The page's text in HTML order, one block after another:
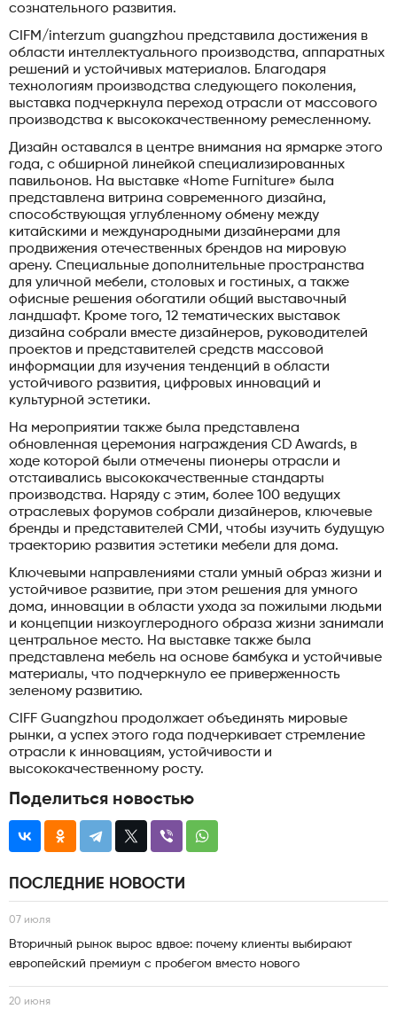
сознательного развития.
CIFM/interzum guangzhou представила достижения в
области интеллектуального производства, аппаратных
решений и устойчивых материалов. Благодаря
технологиям производства следующего поколения,
выставка подчеркнула переход отрасли от массового
производства к высококачественному ремесленному.
Дизайн оставался в центре внимания на ярмарке этого
года, с обширной линейкой специализированных
павильонов. На выставке «Home Furniture» была
представлена витрина современного дизайна,
способствующая углубленному обмену между
китайскими и международными дизайнерами для
продвижения отечественных брендов на мировую
арену. Специальные дополнительные пространства
для уличной мебели, столовых и гостиных, а также
офисные решения обогатили общий выставочный
ландшафт. Кроме того, 12 тематических выставок
дизайна собрали вместе дизайнеров, руководителей
проектов и представителей средств массовой
информации для изучения тенденций в области
устойчивого развития, цифровых инноваций и
культурной эстетики.
На мероприятии также была представлена
обновленная церемония награждения CD Awards, в
ходе которой были отмечены пионеры отрасли и
отстаивались высококачественные стандарты
производства. Наряду с этим, более 100 ведущих
отраслевых форумов собрали дизайнеров, ключевые
бренды и представителей СМИ, чтобы изучить будущую
траекторию развития эстетики мебели для дома.
Ключевыми направлениями стали умный образ жизни и
устойчивое развитие, при этом решения для умного
дома, инновации в области ухода за пожилыми людьми
и концепции низкоуглеродного образа жизни занимали
центральное место. На выставке также была
представлена мебель на основе бамбука и устойчивые
материалы, что подчеркнуло ее приверженность
зеленому развитию.
CIFF Guangzhou продолжает объединять мировые
рынки, а успех этого года подчеркивает стремление
отрасли к инновациям, устойчивости и
высококачественному росту.
Поделиться новостью
ПОСЛЕДНИЕ НОВОСТИ
07 июля
Вторичный рынок вырос вдвое: почему клиенты выбирают
европейский премиум с пробегом вместо нового
20 июня